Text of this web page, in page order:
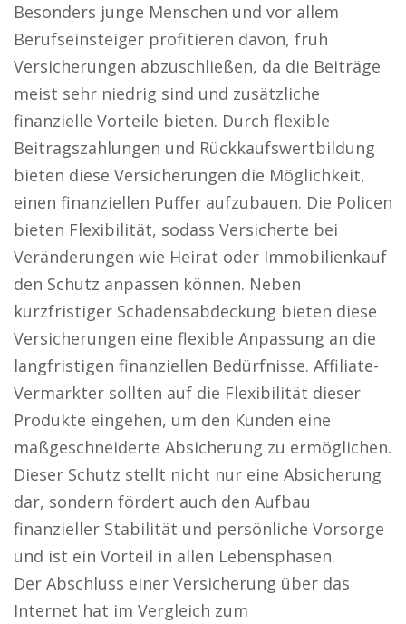
Besonders junge Menschen und vor allem
Berufseinsteiger profitieren davon, früh
Versicherungen abzuschließen, da die Beiträge
meist sehr niedrig sind und zusätzliche
finanzielle Vorteile bieten. Durch flexible
Beitragszahlungen und Rückkaufswertbildung
bieten diese Versicherungen die Möglichkeit,
einen finanziellen Puffer aufzubauen. Die Policen
bieten Flexibilität, sodass Versicherte bei
Veränderungen wie Heirat oder Immobilienkauf
den Schutz anpassen können. Neben
kurzfristiger Schadensabdeckung bieten diese
Versicherungen eine flexible Anpassung an die
langfristigen finanziellen Bedürfnisse. Affiliate-
Vermarkter sollten auf die Flexibilität dieser
Produkte eingehen, um den Kunden eine
maßgeschneiderte Absicherung zu ermöglichen.
Dieser Schutz stellt nicht nur eine Absicherung
dar, sondern fördert auch den Aufbau
finanzieller Stabilität und persönliche Vorsorge
und ist ein Vorteil in allen Lebensphasen.
Der Abschluss einer Versicherung über das
Internet hat im Vergleich zum